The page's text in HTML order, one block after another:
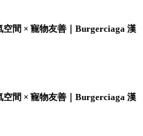
空間 × 寵物友善｜Burgerciaga 漢
空間 × 寵物友善｜Burgerciaga 漢